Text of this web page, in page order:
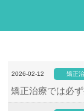
2026-02-12 矯正
矯正治療では必